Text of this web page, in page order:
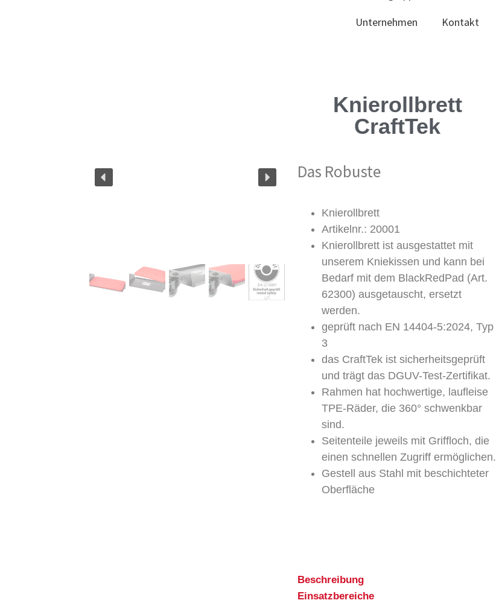
Unternehmen
Kontakt
Knierollbrett
CraftTek
Das Robuste
Knierollbrett
Artikelnr.: 20001
Knierollbrett ist ausgestattet mit
unserem Kniekissen und kann bei
Bedarf mit dem BlackRedPad (Art.
62300) ausgetauscht, ersetzt
werden.
geprüft nach EN 14404-5:2024, Typ
3
das CraftTek ist sicherheitsgeprüft
und trägt das DGUV-Test-Zertifikat.
Rahmen hat hochwertige, laufleise
TPE-Räder, die 360° schwenkbar
sind.
Seitenteile jeweils mit Griffloch, die
einen schnellen Zugriff ermöglichen.
Gestell aus Stahl mit beschichteter
Oberfläche
Beschreibung
Einsatzbereiche